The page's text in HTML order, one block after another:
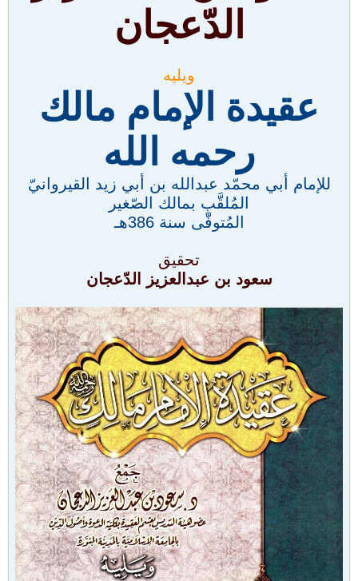
الدّعجان
ويليه
عقيدة الإمام مالك
رحمه الله
للإمام أبي محمّد عبدالله بن أبي زيد القيروانيّ
المُلقَّبِ بمالك الصّغير
المُتوفّى سنة 386هـ
تحقيق
سعود بن عبدالعزيز الدّعجان